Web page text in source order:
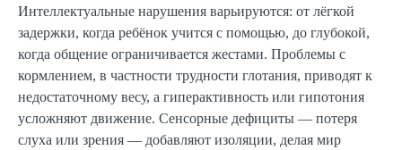
Интеллектуальные нарушения варьируются: от лёгкой
задержки, когда ребёнок учится с помощью, до глубокой,
когда общение ограничивается жестами. Проблемы с
кормлением, в частности трудности глотания, приводят к
недостаточному весу, а гиперактивность или гипотония
усложняют движение. Сенсорные дефициты — потеря
слуха или зрения — добавляют изоляции, делая мир